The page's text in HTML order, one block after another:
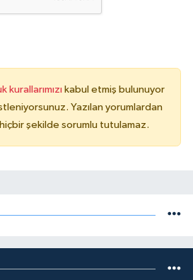
kurallarımızı kabul etmiş bulunuyor
Yazılan yorumlardan
şekilde sorumlu tutulamaz.